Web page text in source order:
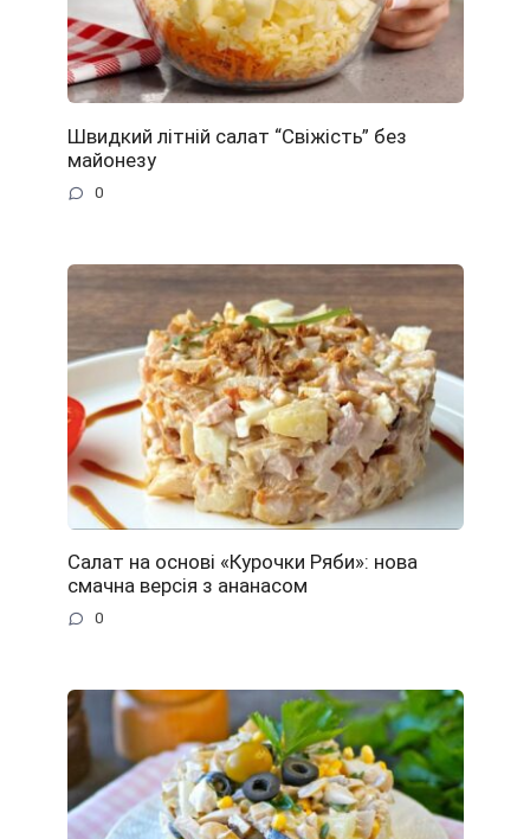
Швидкий літній салат “Свіжість” без
майонезу
0
Салат на основі «Курочки Ряби»: нова
смачна версія з ананасом
0